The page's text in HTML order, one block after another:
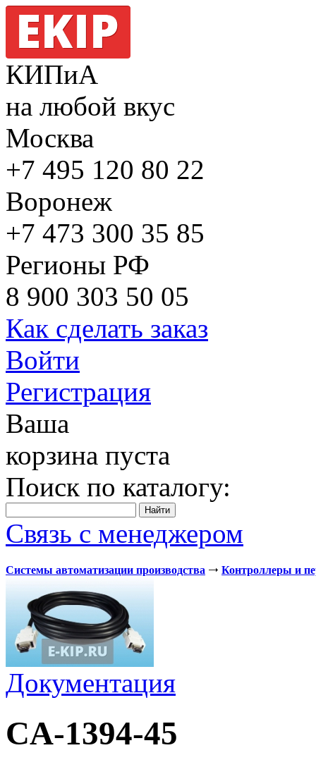
КИПиА
на любой вкус
Москва
+7 495 120 80 22
Воронеж
+7 473 300 35 85
Регионы РФ
8 900 303 50 05
Как сделать заказ
Войти
Регистрация
Ваша
корзина пуста
Поиск по каталогу:
Связь с менеджером
Системы автоматизации производства Контроллеры и
Документация
CA-1394-45